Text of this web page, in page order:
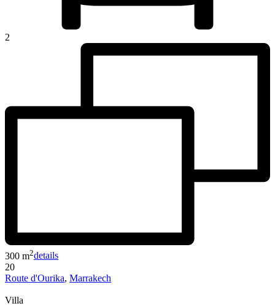
2
300 m2details
20
Route d'Ourika, Marrakech
Villa